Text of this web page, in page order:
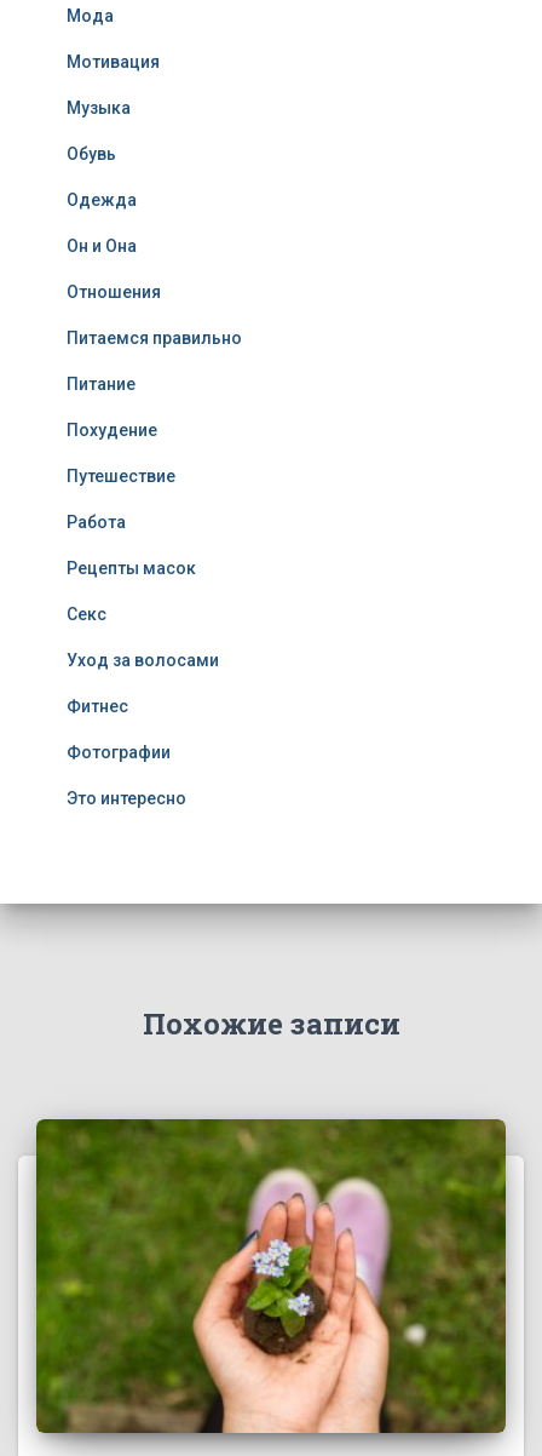
Мода
Мотивация
Музыка
Обувь
Одежда
Он и Она
Отношения
Питаемся правильно
Питание
Похудение
Путешествие
Работа
Рецепты масок
Секс
Уход за волосами
Фитнес
Фотографии
Это интересно
Похожие записи